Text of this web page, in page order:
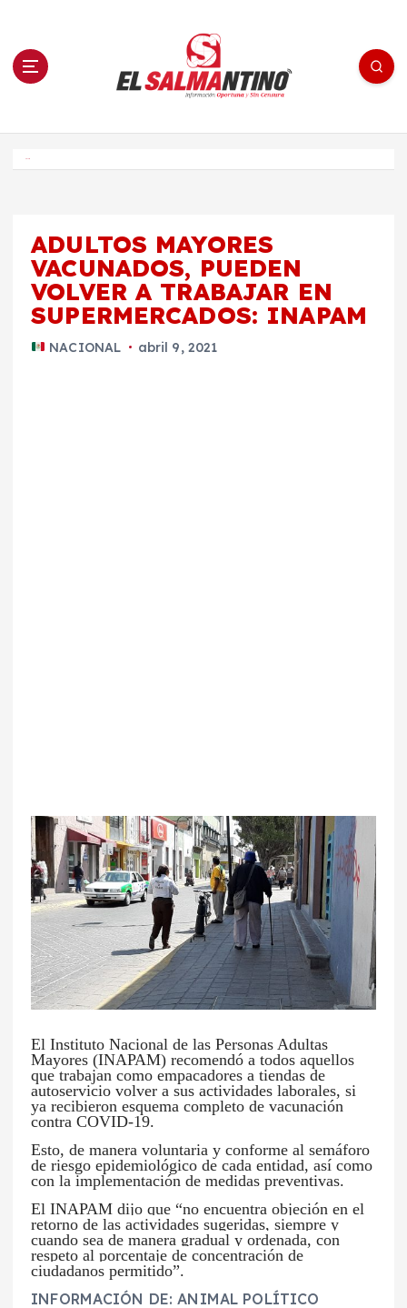
n El Salmantino - medios/noticias/editorial
ADULTOS MAYORES
VACUNADOS, PUEDEN
VOLVER A TRABAJAR EN
SUPERMERCADOS: INAPAM
NACIONAL abril 9, 2021
El Instituto Nacional de las Personas Adultas
Mayores (INAPAM) recomendó a todos aquellos
que trabajan como empacadores a tiendas de
autoservicio volver a sus actividades laborales, si
ya recibieron esquema completo de vacunación
contra COVID-19.
Esto, de manera voluntaria y conforme al semáforo
de riesgo epidemiológico de cada entidad, así como
con la implementación de medidas preventivas.
El INAPAM dijo que “no encuentra objeción en el
retorno de las actividades sugeridas, siempre y
cuando sea de manera gradual y ordenada, con
respeto al porcentaje de concentración de
ciudadanos permitido”.
INFORMACIÓN DE: ANIMAL POLÍTICO